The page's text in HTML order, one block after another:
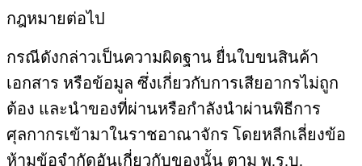
กฎหมายต่อไป
กรณีดังกล่าวเป็นความผิดฐาน ยื่นใบขนสินค้า
เอกสาร หรือข้อมูล ซึ่งเกี่ยวกับการเสียอากรไม่ถูก
ต้อง และนำของที่ผ่านหรือกำลังนำผ่านพิธีการ
ศุลกากรเข้ามาในราชอาณาจักร โดยหลีกเลี่ยงข้อ
ห้ามข้อจำกัดอันเกี่ยวกับของนั้น ตาม พ.ร.บ.